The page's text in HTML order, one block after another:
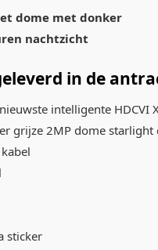
dome met donker
nachtzicht
in de
intelligente HDCVI
grijze 2MP dome
sticker